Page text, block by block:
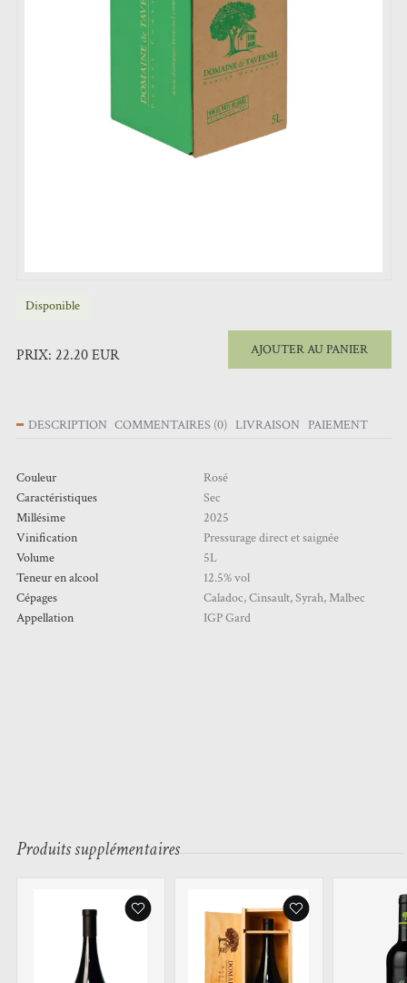
Disponible
PRIX: 22.20 EUR AJOUTER AU PANIER
DESCRIPTION COMMENTAIRES (0) LIVRAISON PAIEMENT
Couleur
Rosé
Caractéristiques
Sec
Millésime
2025
Vinification
Pressurage direct et saignée
Volume
5L
Teneur en alcool
12.5% vol
Cépages
Caladoc, Cinsault, Syrah, Malbec
Appellation
IGP Gard
Produits supplémentaires